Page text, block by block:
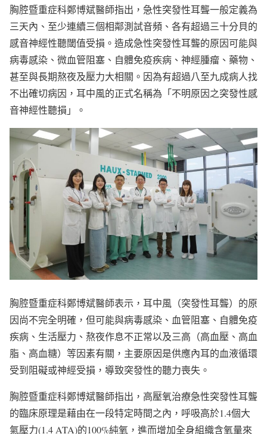
胸腔暨重症科鄭博斌醫師指出，急性突發性耳聾一般定義為
三天內、至少連續三個相鄰測試音頻、各有超過三十分貝的
感音神經性聽閾值受損。造成急性突發性耳聾的原因可能與
病毒感染、微血管阻塞、自體免疫疾病、神經腫瘤、藥物、
甚至與長期熬夜及壓力大相關。因為有超過八至九成病人找
不出確切病因，耳中風的正式名稱為「不明原因之突發性感
音神經性聽損」。
胸腔暨重症科鄭博斌醫師表示，耳中風（突發性耳聾）的原
因尚不完全明確，但可能與病毒感染、血管阻塞、自體免疫
疾病、生活壓力、熬夜作息不正常以及三高（高血壓、高血
脂、高血糖）等因素有關，主要原因是供應內耳的血液循環
受到阻礙或神經受損，導致突發性的聽力喪失。
胸腔暨重症科鄭博斌醫師指出，高壓氧治療急性突發性耳聾
的臨床原理是藉由在一段特定時間之內，呼吸高於1.4個大
氣壓力(1.4 ATA)的100%純氧，進而增加全身組織含氧量來